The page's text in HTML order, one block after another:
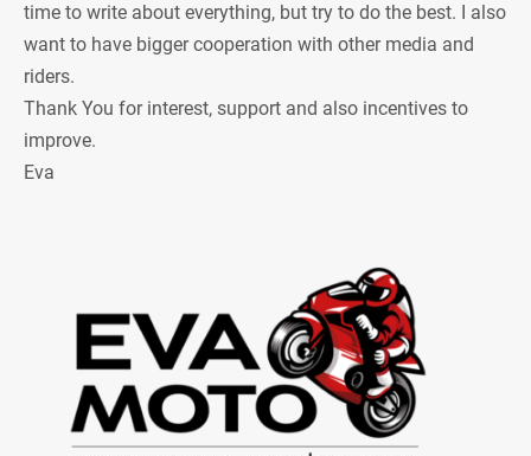
time to write about everything, but try to do the best. I also
want to have bigger cooperation with other media and
riders.
Thank You for interest, support and also incentives to
improve.
Eva